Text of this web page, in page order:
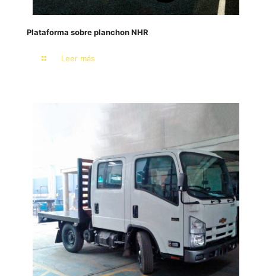
Plataforma sobre planchon NHR
Leer más